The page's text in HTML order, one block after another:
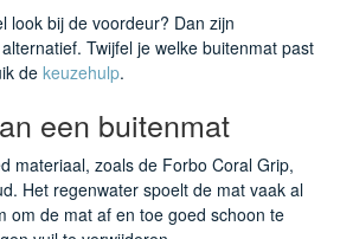
look bij de voordeur? Dan zijn
Twijfel je welke buitenmat past
de keuzehulp.
een buitenmat
materiaal, zoals de Forbo Coral Grip,
Het regenwater spoelt de mat vaak al
om de mat af en toe goed schoon te